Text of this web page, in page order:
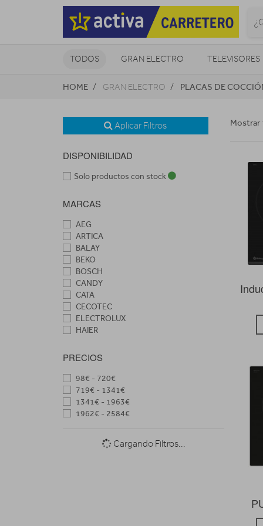
TODOS GRAN ELECTRO TELEVISORES
CLIMATIZACIÓN Y CALEFACCIÓN
HOME GRAN ELECTRO PLACAS DE
Aplicar Filtros
DISPONIBILIDAD
Solo productos con stock
MARCAS
AEG
ARTICA
BALAY
BEKO
BOSCH
CANDY
CATA
CECOTEC
ELECTROLUX
HAIER
HOOVER
LG
NODOR
SAMSUNG
SIEMENS
WHIRLPOOL
PRECIOS
98€ - 720€
719€ - 1341€
1341€ - 1963€
1962€ - 2584€
Cargando Filtros...
Mostrar